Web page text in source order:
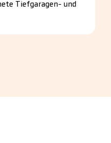
Tiefgaragen- und